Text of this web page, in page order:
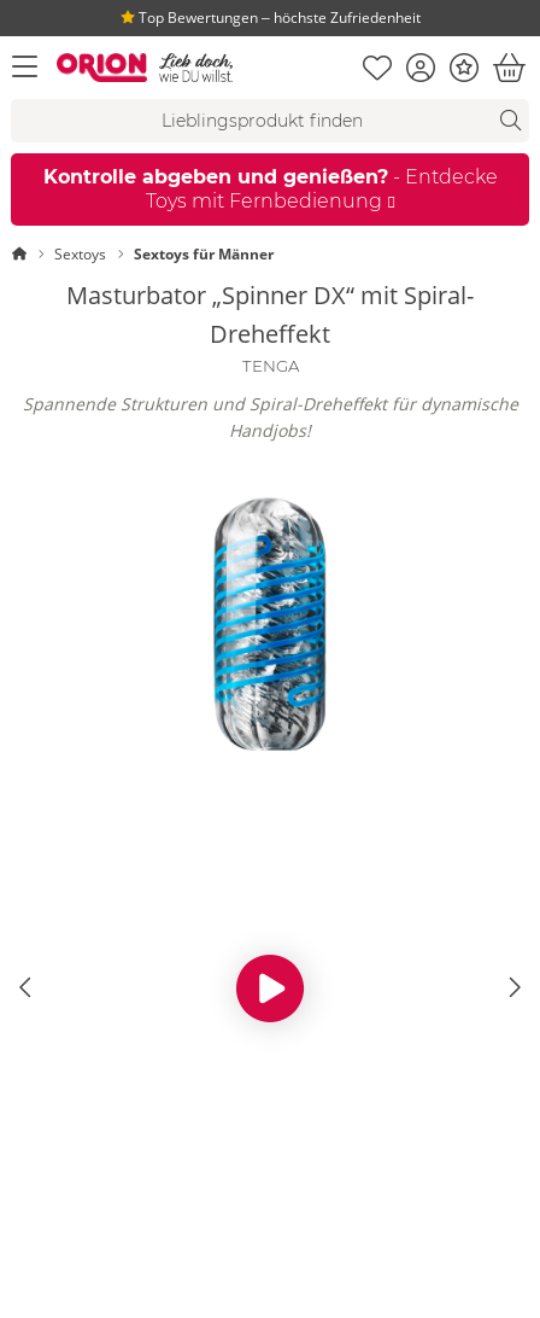
Top Bewertungen ‒ höchste Zufriedenheit
Menü öffnen Merkliste
KontoBonus
Kontrolle abgeben und genießen?- Entdecke
Toys mit Fernbedienung
Startseite
Sextoys Sextoys für Männer
Masturbator „Spinner DX“ mit Spiral-
Dreheffekt
TENGA
Spannende Strukturen und Spiral-Dreheffekt für dynamische
Handjobs!